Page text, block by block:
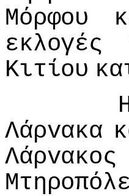
Μόρφoυ
εκλoγές
Κιτίoυ
Λάρvακα
Λάρvακoς